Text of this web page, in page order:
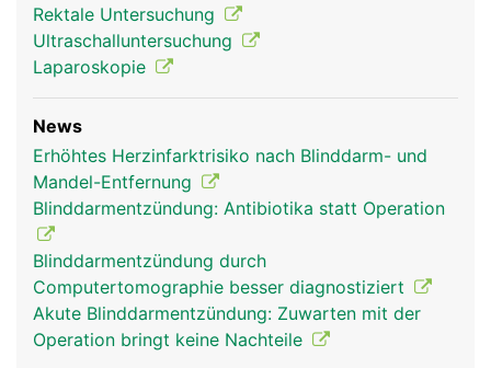
Rektale Untersuchung
Ultraschalluntersuchung
Laparoskopie
News
Erhöhtes Herzinfarktrisiko nach Blinddarm- und
Mandel-Entfernung
Blinddarmentzündung: Antibiotika statt Operation
Blinddarmentzündung durch
Computertomographie besser diagnostiziert
Akute Blinddarmentzündung: Zuwarten mit der
Operation bringt keine Nachteile